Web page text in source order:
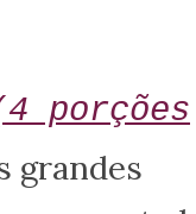
porções
grandes